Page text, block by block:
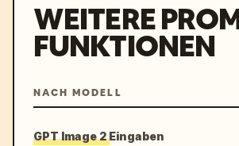
WEITERE
FUNKTIONEN
NACH MODELL
GPT Image 2 Eingaben